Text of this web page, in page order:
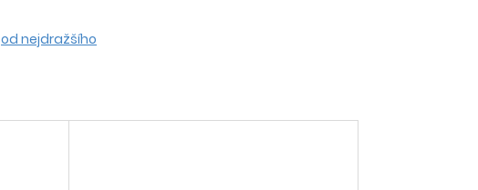
od nejdražšího